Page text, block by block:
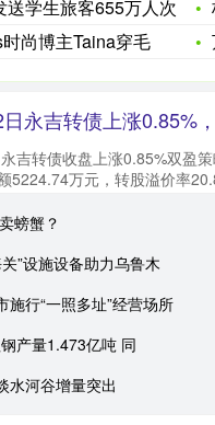
学生旅客655万人次
尚博主Taina穿毛
吉转债收盘上涨0.85%双盈
5224.74万元，转股溢价率
螃蟹？
”设施设备助力乌鲁木
行“一照多址”经营场所
产量1.473亿吨 同
水河谷增量突出